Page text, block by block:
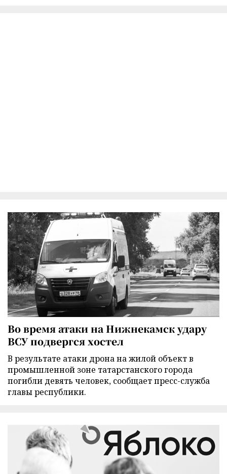
Во время атаки на Нижнекамск удару
ВСУ подвергся хостел
В результате атаки дрона на жилой объект в
промышленной зоне татарстанского города
погибли девять человек, сообщает пресс-служба
главы республики.